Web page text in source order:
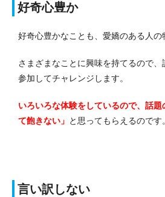
好奇心豊か
好奇心豊かなことも、愛嬌のある人の
さまざまなことに興味を持てるので、
参加してチャレンジします。
いろいろな体験をしているので、話
て飽きない」 と思ってもらえるのです。
言い訳しない